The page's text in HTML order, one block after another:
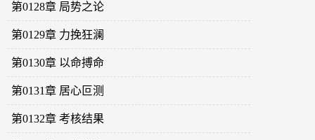
第0128章 局势之论
第0129章 力挽狂澜
第0130章 以命搏命
第0131章 居心叵测
第0132章 考核结果